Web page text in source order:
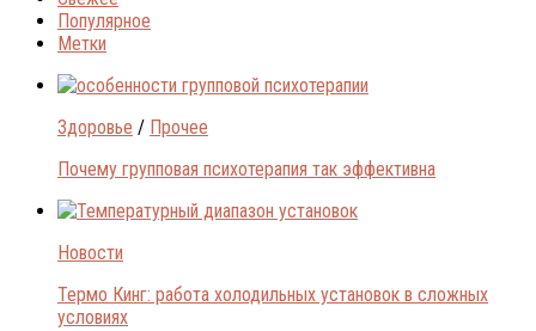
Популярное
Метки
Здоровье / Прочее
Почему групповая психотерапия так эффективна
Новости
Термо Кинг: работа холодильных установок в сложных
условиях